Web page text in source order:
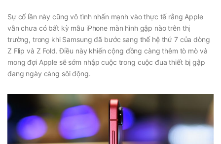
Sự cố lần này cũng vô tình nhấn mạnh vào thực tế rằng Apple
vẫn chưa có bất kỳ mẫu iPhone màn hình gập nào trên thị
trường, trong khi Samsung đã bước sang thế hệ thứ 7 của dòng
Z Flip và Z Fold. Điều này khiến cộng đồng càng thêm tò mò và
mong đợi Apple sẽ sớm nhập cuộc trong cuộc đua thiết bị gập
đang ngày càng sôi động.